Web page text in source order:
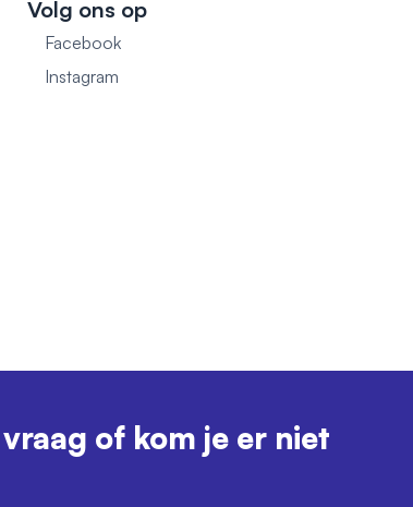
Volg ons op
Facebook
Instagram
of kom je er niet